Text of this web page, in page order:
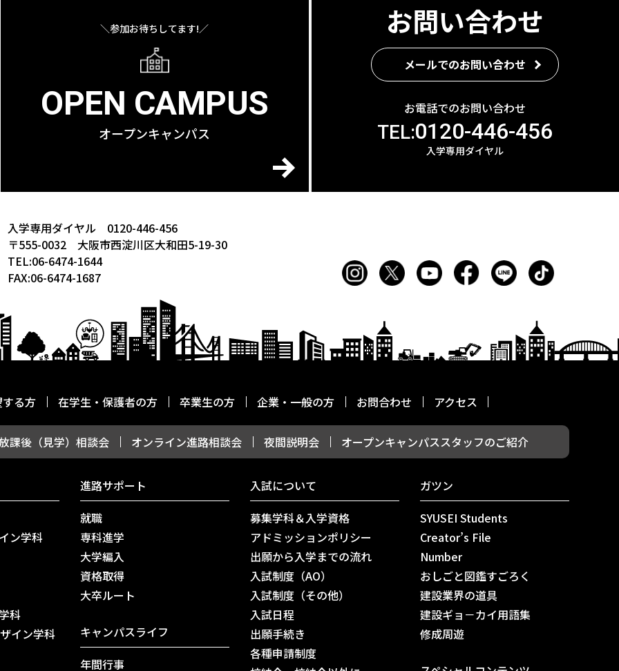
＼参加お待ちしてます!／
OPEN CAMPUS
オープンキャンパス
お問い合わせ
メールでのお問い合わせ
お電話でのお問い合わせ
TEL:0120-446-456
入学専用ダイヤル
入学専用ダイヤル 0120-446-456
〒555-0032 大阪市西淀川区大和田5-19-30
TEL:06-6474-1644
FAX:06-6474-1687
る方 在学生・保護者の方 卒業生の方 企業・一般の方 お問合わせ アクセス
課後（見学）相談会 オンライン進路相談会 夜間説明会 オープンキャンパススタッフのご紹介
ン学科
科
イン学科
進路サポート
就職
専科進学
大学編入
資格取得
⼤卒ルート
キャンパスライフ
年間行事
入試について
募集学科＆入学資格
アドミッションポリシー
出願から入学までの流れ
入試制度（AO）
入試制度（その他）
入試日程
出願手続き
各種申請制度
ガツン
SYUSEI Students
Creator’s File
Number
おしごと図鑑すごろく
建設業界の道具
建設ギョ－カイ用語集
修成周遊